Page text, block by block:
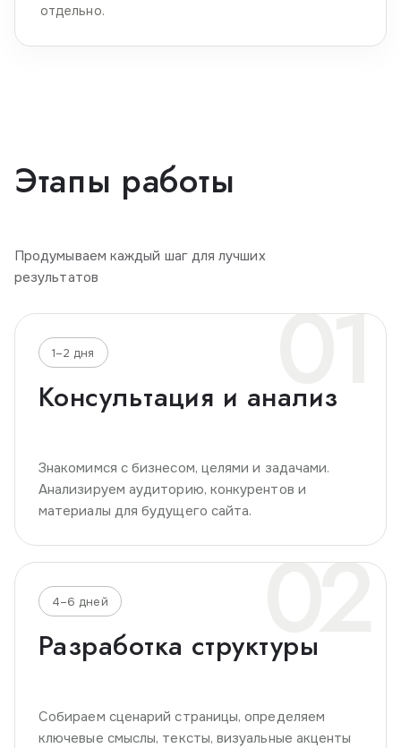
отдельно.
Этапы работы
Продумываем каждый шаг для лучших
результатов
01
1–2 дня
Консультация и анализ
Знакомимся с бизнесом, целями и задачами.
Анализируем аудиторию, конкурентов и
материалы для будущего сайта.
02
4–6 дней
Разработка структуры
Собираем сценарий страницы, определяем
ключевые смыслы, тексты, визуальные акценты